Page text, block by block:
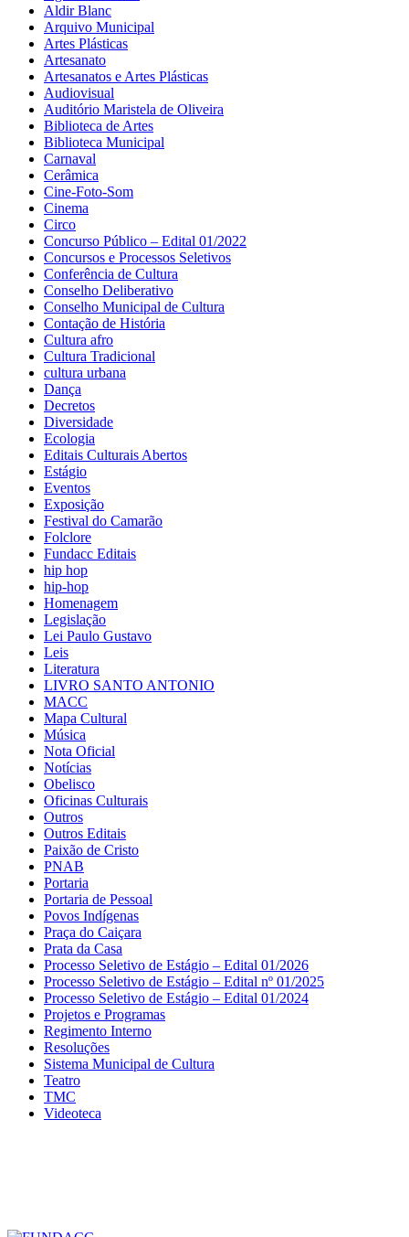
Aldir Blanc
Arquivo Municipal
Artes Plásticas
Artesanato
Artesanatos e Artes Plásticas
Audiovisual
Auditório Maristela de Oliveira
Biblioteca de Artes
Biblioteca Municipal
Carnaval
Cerâmica
Cine-Foto-Som
Cinema
Circo
Concurso Público – Edital 01/2022
Concursos e Processos Seletivos
Conferência de Cultura
Conselho Deliberativo
Conselho Municipal de Cultura
Contação de História
Cultura afro
Cultura Tradicional
cultura urbana
Dança
Decretos
Diversidade
Ecologia
Editais Culturais Abertos
Estágio
Eventos
Exposição
Festival do Camarão
Folclore
Fundacc Editais
hip hop
hip-hop
Homenagem
Legislação
Lei Paulo Gustavo
Leis
Literatura
LIVRO SANTO ANTONIO
MACC
Mapa Cultural
Música
Nota Oficial
Notícias
Obelisco
Oficinas Culturais
Outros
Outros Editais
Paixão de Cristo
PNAB
Portaria
Portaria de Pessoal
Povos Indígenas
Praça do Caiçara
Prata da Casa
Processo Seletivo de Estágio – Edital 01/2026
Processo Seletivo de Estágio – Edital nº 01/2025
Processo Seletivo de Estágio – Edital 01/2024
Projetos e Programas
Regimento Interno
Resoluções
Sistema Municipal de Cultura
Teatro
TMC
Videoteca